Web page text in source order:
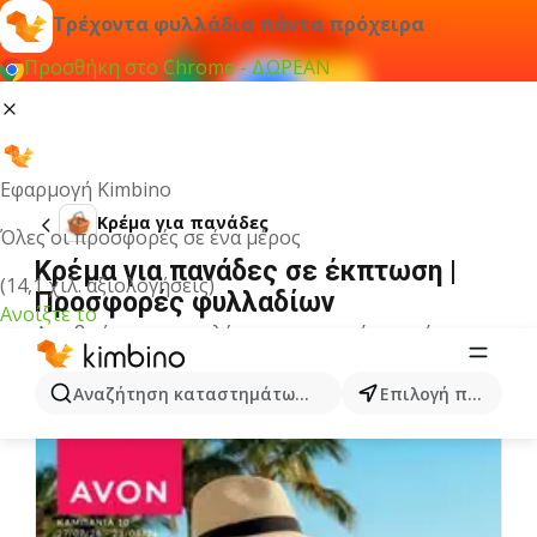
Τρέχοντα φυλλάδια πάντα πρόχειρα
Προσθήκη στο Chrome - ΔΩΡΕΑΝ
Εφαρμογή Kimbino
Όλες οι προσφορές σε ένα μέρος
(14,1 χιλ. αξιολογήσεις)
Ανοίξτε το
Αναζήτηση καταστημάτων, κατηγοριών, προϊόντων...
Επιλογή πόλης
Κρέμα για πανάδες
Κρέμα για πανάδες σε έκπτωση |
Προσφορές φυλλαδίων
Δεν βρήκαμε αποτελέσματα για αυτόν τον όρο.
Άλλα φυλλάδια από την κατηγορία